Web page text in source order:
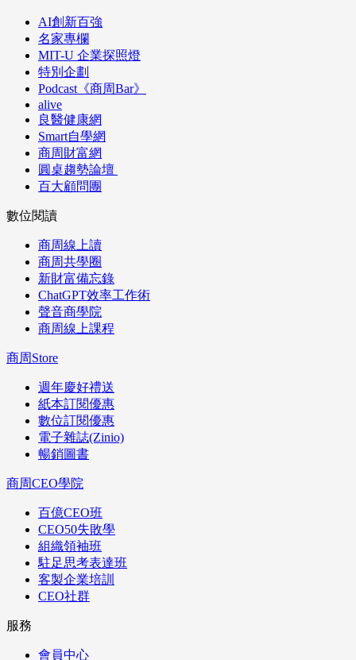
AI創新百強
名家專欄
MIT-U 企業探照燈
特別企劃
Podcast《商周Bar》
alive
良醫健康網
Smart自學網
商周財富網
圓桌趨勢論壇
百大顧問團
數位閱讀
商周線上讀
商周共學圈
新財富備忘錄
ChatGPT效率工作術
聲音商學院
商周線上課程
商周Store
週年慶好禮送
紙本訂閱優惠
數位訂閱優惠
電子雜誌(Zinio)
暢銷圖書
商周CEO學院
百億CEO班
CEO50失敗學
組織領袖班
駐足思考表達班
客製企業培訓
CEO社群
服務
會員中心